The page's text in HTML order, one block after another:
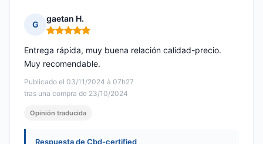
G
gaetan H.
Nota: 5 de 5
Publicado el 03/11/2024 à 07h27
tras una compra de 23/10/2024
Entrega rápida, muy buena relación calidad-precio.
Muy recomendable.
Opinión traducida
Respuesta de Cbd-certified